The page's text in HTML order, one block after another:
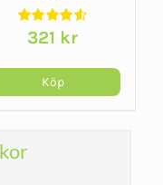
belastningen i
träningen
321 kr
Köp